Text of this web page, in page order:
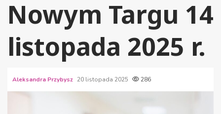
Nowym Targu 14
listopada 2025 r.
Aleksandra Przybysz 20 listopada 2025 286